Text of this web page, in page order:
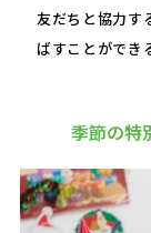
友だちと協力す
ばすことができ
季節の特